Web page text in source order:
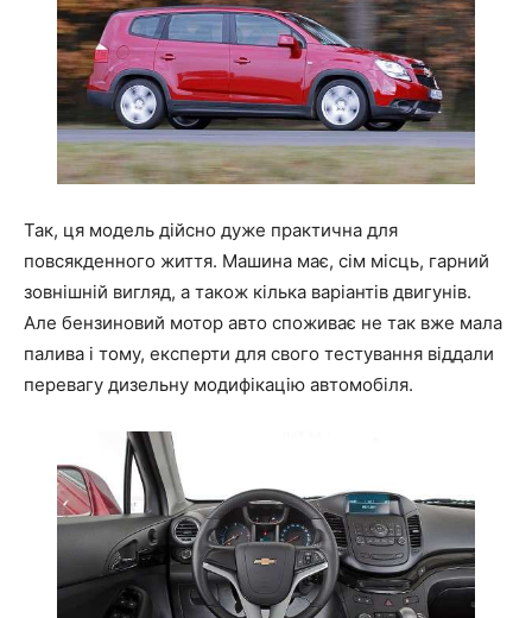
Так, ця модель дійсно дуже практична для
повсякденного життя. Машина має, сім місць, гарний
зовнішній вигляд, а також кілька варіантів двигунів.
Але бензиновий мотор авто споживає не так вже мала
палива і тому, експерти для свого тестування віддали
перевагу дизельну модифікацію автомобіля.